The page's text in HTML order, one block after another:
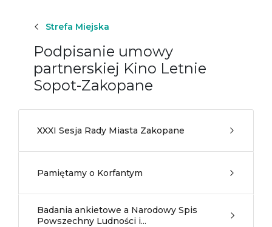
Strefa Miejska
Podpisanie umowy
partnerskiej Kino Letnie
Sopot-Zakopane
XXXI Sesja Rady Miasta Zakopane
Pamiętamy o Korfantym
Badania ankietowe a Narodowy Spis
Powszechny Ludności i...